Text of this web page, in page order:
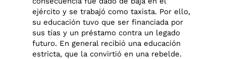
ejército y se trabajó como taxista. Por ello,
su educación tuvo que ser financiada por
sus tías y un préstamo contra un legado
futuro. En general recibió una educación
estricta, que la convirtió en una rebelde.